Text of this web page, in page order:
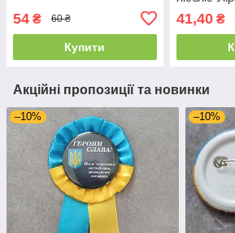
54 ₴ 60 ₴
Купити
41,40₴
Акційні пропозиції та новинки
–10% –10%